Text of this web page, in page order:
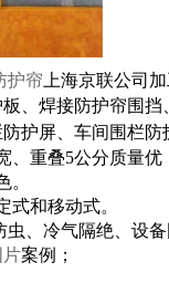
护帘 上海京联公司加
、焊接防护帘围挡
防护屏、车间围栏防
重叠5公分质量优
。
和移动式。
、冷气隔绝、设备
案例；